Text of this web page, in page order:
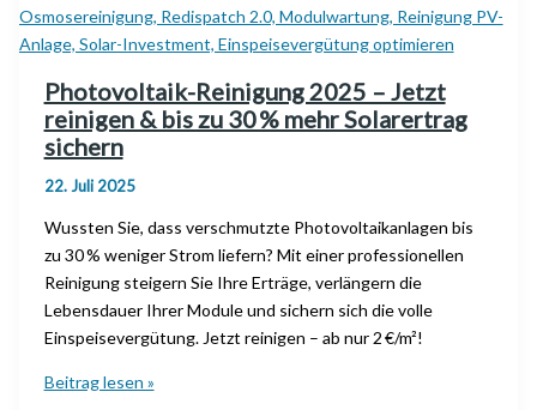
Investoren
deutschlandweit
Photovoltaik-Reinigung 2025 – Jetzt
reinigen & bis zu 30 % mehr Solarertrag
sichern
22. Juli 2025
Wussten Sie, dass verschmutzte Photovoltaikanlagen bis
zu 30 % weniger Strom liefern? Mit einer professionellen
Reinigung steigern Sie Ihre Erträge, verlängern die
Lebensdauer Ihrer Module und sichern sich die volle
Einspeisevergütung. Jetzt reinigen – ab nur 2 €/m²!
Photovoltaik-
Beitrag lesen »